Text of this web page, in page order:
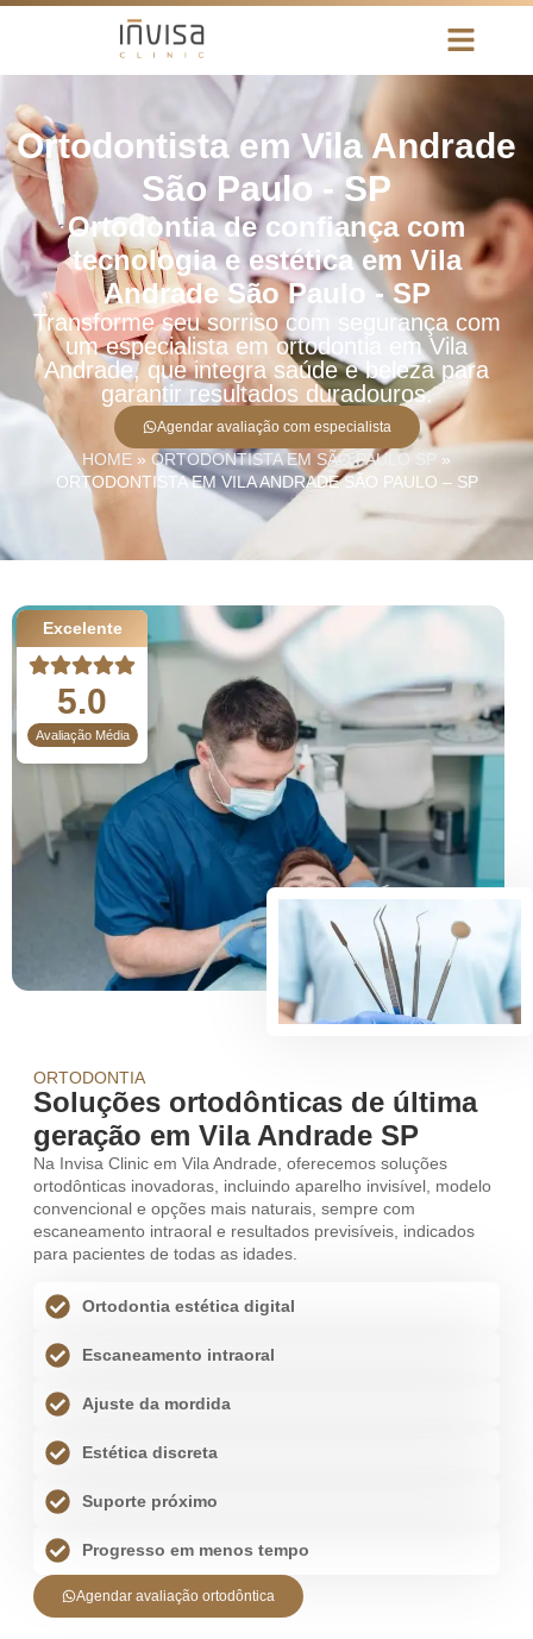
Ortodontista em Vila Andrade
São Paulo - SP
Ortodontia de confiança com
tecnologia e estética em Vila
Andrade São Paulo - SP
Transforme seu sorriso com segurança com
um especialista em ortodontia em Vila
Andrade, que integra saúde e beleza para
garantir resultados duradouros.
Agendar avaliação com especialista
HOME » ORTODONTISTA EM SÃO PAULO SP »
ORTODONTISTA EM VILA ANDRADE SÃO PAULO – SP
Excelente
5.0
Avaliação Média
ORTODONTIA
Soluções ortodônticas de última
geração em Vila Andrade SP
Na Invisa Clinic em Vila Andrade, oferecemos soluções
ortodônticas inovadoras, incluindo aparelho invisível, modelo
convencional e opções mais naturais, sempre com
escaneamento intraoral e resultados previsíveis, indicados
para pacientes de todas as idades.
Ortodontia estética digital
Escaneamento intraoral
Ajuste da mordida
Estética discreta
Suporte próximo
Progresso em menos tempo
Agendar avaliação ortodôntica